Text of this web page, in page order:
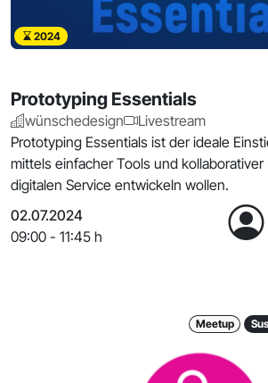
2024
Prototyping Essentials
wünschedesign
Livestream
Prototyping Essentials ist der ideale
mittels einfacher Tools und
digitalen Service entwickeln wollen.
02.07.2024
09:00 - 11:45 h
Meetup